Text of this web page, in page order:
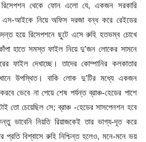
রিসেপশন থেকে ফোন এলো যে, একজন সরকারি
এস-আইকে নিয়ে অফিস দরজা বন্ধ করে রেইডের
হয়ে রিসেপশনে ছুটে এসে রুহি হতভম্ব চোখে
কাঁপা হাতে সমস্ত ফাইল নিয়ে দু’জন লোকের সামনে
ফাইল দেখাচ্ছে। তাদের কোম্পানির কলকাতার
উপস্থিত। বাকি লোক দু’টির মধ্যে একজন
ভেবে না পেয়ে শেষ পর্যন্ত ব্রাঞ্চ-হেডের পাশে
তো চেয়েছিল সে; ব্রাঞ্চ -হেডের সাসপেনশন হবে
ভাবেনি নিয়তি রিয়াজকেই তার ভাগ্য-দূত করে
প্রতি বিশ্বাসে রুহি নিশ্চিন্ত হলেও, মনে-মনে ভয়